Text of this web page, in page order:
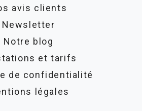
avis clients
Newsletter
Notre blog
et tarifs
de confidentialité
légales